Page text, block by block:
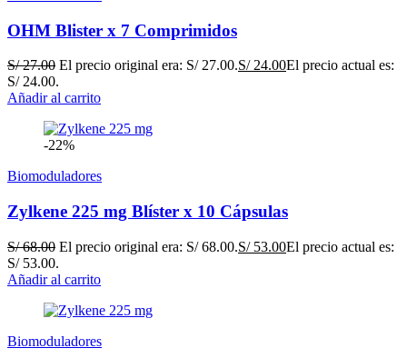
OHM Blister x 7 Comprimidos
S/27.00 El precio original era: S/ 27.00.S/24.00El precio actual es:
S/ 24.00.
Añadir al carrito
-22%
Biomoduladores
Zylkene 225 mg Blíster x 10 Cápsulas
S/68.00 El precio original era: S/ 68.00.S/53.00El precio actual es:
S/ 53.00.
Añadir al carrito
Biomoduladores